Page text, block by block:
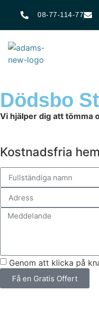
08-77-114-77
Dödsbo
Vi hjälper dig att tömma
Kostnadsfria
Genom att klicka på
Få en Gratis Offert